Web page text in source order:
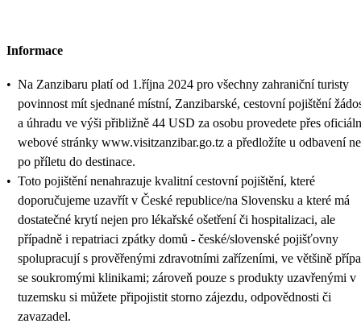
Informace
• Na Zanzibaru platí od 1.října 2024 pro všechny zahraniční turisty
povinnost mít sjednané místní, Zanzibarské, cestovní pojištění
a úhradu ve výši přibližně 44 USD za osobu provedete přes
webové stránky www.visitzanzibar.go.tz a předložíte u odbavení
po příletu do destinace.
• Toto pojištění nenahrazuje kvalitní cestovní pojištění, které
doporučujeme uzavřít v České republice/na Slovensku a které má
dostatečné krytí nejen pro lékařské ošetření či hospitalizaci, ale
případně i repatriaci zpátky domů - české/slovenské pojišťovny
spolupracují s prověřenými zdravotními zařízeními, ve většině
se soukromými klinikami; zároveň pouze s produkty uzavřenými v
tuzemsku si můžete připojistit storno zájezdu, odpovědnosti či
zavazadel.